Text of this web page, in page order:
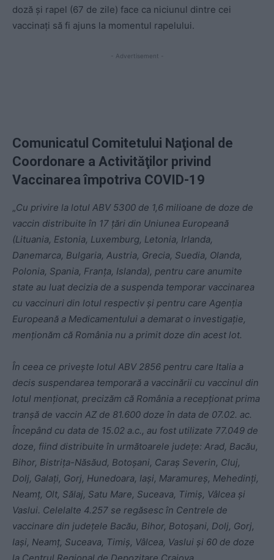
doză și rapel (67 de zile) face ca niciunul dintre cei
vaccinați să fi ajuns la momentul rapelului.
- Advertisement -
Comunicatul Comitetului Naţional de
Coordonare a Activităţilor privind
Vaccinarea împotriva COVID-19
„Cu privire la lotul ABV 5300 de 1,6 milioane de doze de
vaccin distribuite în 17 țări din Uniunea Europeană
(Lituania, Estonia, Luxemburg, Letonia, Irlanda,
Danemarca, Bulgaria, Austria, Grecia, Suedia, Olanda,
Polonia, Spania, Franța, Islanda), pentru care anumite
state au luat decizia de a suspenda temporar vaccinarea
cu vaccinuri din lotul respectiv și pentru care Agenția
Europeană a Medicamentului a demarat o investigație,
menționăm că România nu a primit doze din acest lot.
În ceea ce privește lotul ABV 2856 pentru care Italia a
decis suspendarea temporară a vaccinării cu vaccinul din
lotul menționat, precizăm că România a recepționat prima
tranșă de vaccin AZ de 81.600 doze în data de 07.02. ac.
Începând cu data de 15.02 a.c., au fost utilizate 77.049 de
doze, fiind distribuite în următoarele județe: Arad, Bacău,
Bihor, Bistrița-Năsăud, Botoșani, Caraș Severin, Cluj,
Dolj, Galați, Gorj, Hunedoara, Iași, Maramureș, Mehedinți,
Neamț, Olt, Sălaj, Satu Mare, Suceava, Timiș, Vâlcea și
Vaslui. Celelalte 4.257 se regăsesc în Centrele de
vaccinare din județele Bacău, Bihor, Botoșani, Dolj, Gorj,
Iași, Neamț, Suceava, Timiș, Vâlcea, Vaslui și 60 de doze